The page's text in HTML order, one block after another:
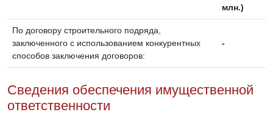
млн.)
По договору строительного подряда,
заключенного с использованием конкурентных
способов заключения договоров:
-
Сведения обеспечения имущественной
ответственности